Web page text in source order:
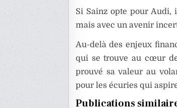
Si Sainz opte pour
mais avec un avenir
Au-delà des enjeux
qui se trouve au cœur
prouvé sa valeur au
pour les écuries qui
Publications